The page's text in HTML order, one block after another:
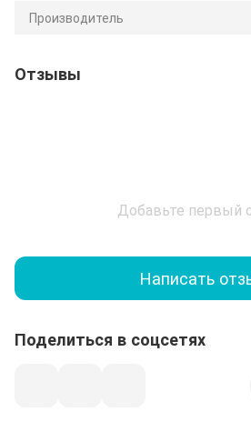
Производитель
Отзывы
Добавьте первый
Написать
Поделиться в соцсетях